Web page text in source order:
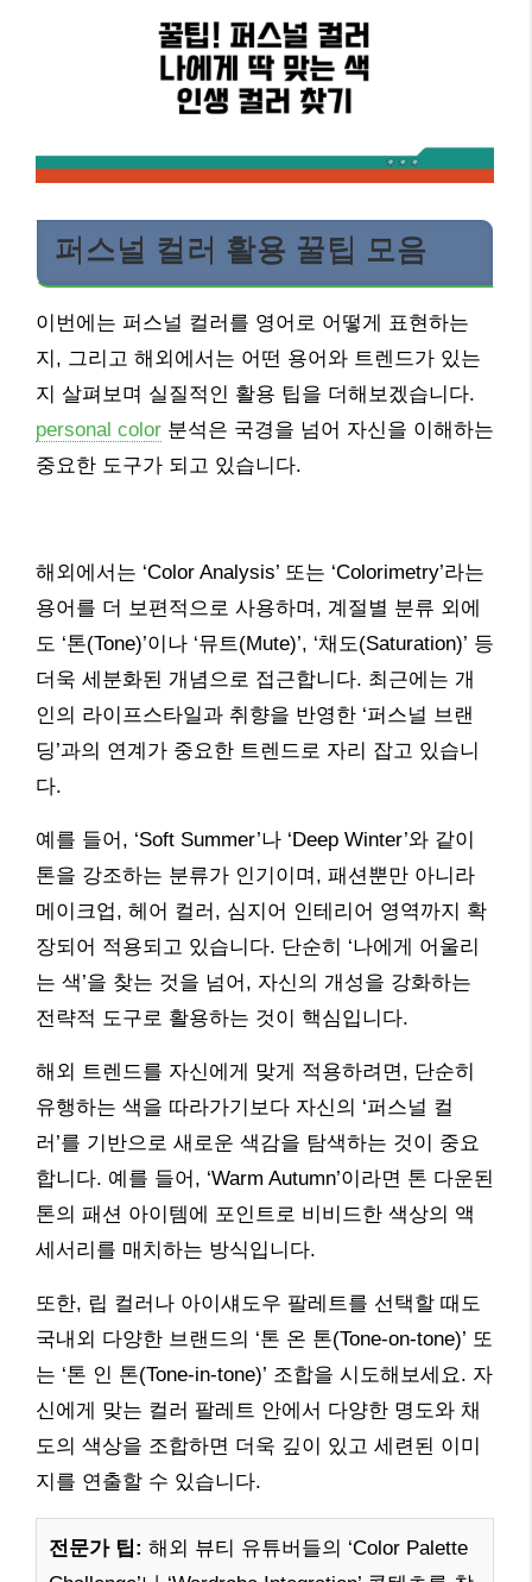
퍼스널 컬러 활용 꿀팁 모음
이번에는 퍼스널 컬러를 영어로 어떻게 표현하는
지, 그리고 해외에서는 어떤 용어와 트렌드가 있는
지 살펴보며 실질적인 활용 팁을 더해보겠습니다.
personal color 분석은 국경을 넘어 자신을 이해하는
중요한 도구가 되고 있습니다.
해외에서는 ‘Color Analysis’ 또는 ‘Colorimetry’라는
용어를 더 보편적으로 사용하며, 계절별 분류 외에
도 ‘톤(Tone)’이나 ‘뮤트(Mute)’, ‘채도(Saturation)’ 등
더욱 세분화된 개념으로 접근합니다. 최근에는 개
인의 라이프스타일과 취향을 반영한 ‘퍼스널 브랜
딩’과의 연계가 중요한 트렌드로 자리 잡고 있습니
다.
예를 들어, ‘Soft Summer’나 ‘Deep Winter’와 같이
톤을 강조하는 분류가 인기이며, 패션뿐만 아니라
메이크업, 헤어 컬러, 심지어 인테리어 영역까지 확
장되어 적용되고 있습니다. 단순히 ‘나에게 어울리
는 색’을 찾는 것을 넘어, 자신의 개성을 강화하는
전략적 도구로 활용하는 것이 핵심입니다.
해외 트렌드를 자신에게 맞게 적용하려면, 단순히
유행하는 색을 따라가기보다 자신의 ‘퍼스널 컬
러’를 기반으로 새로운 색감을 탐색하는 것이 중요
합니다. 예를 들어, ‘Warm Autumn’이라면 톤 다운된
톤의 패션 아이템에 포인트로 비비드한 색상의 액
세서리를 매치하는 방식입니다.
또한, 립 컬러나 아이섀도우 팔레트를 선택할 때도
국내외 다양한 브랜드의 ‘톤 온 톤(Tone-on-tone)’ 또
는 ‘톤 인 톤(Tone-in-tone)’ 조합을 시도해보세요. 자
신에게 맞는 컬러 팔레트 안에서 다양한 명도와 채
도의 색상을 조합하면 더욱 깊이 있고 세련된 이미
지를 연출할 수 있습니다.
전문가 팁: 해외 뷰티 유튜버들의 ‘Color Palette